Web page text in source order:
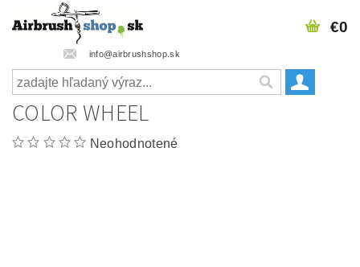
info@airbrushshop.sk
€0
COLOR WHEEL
Neohodnotené